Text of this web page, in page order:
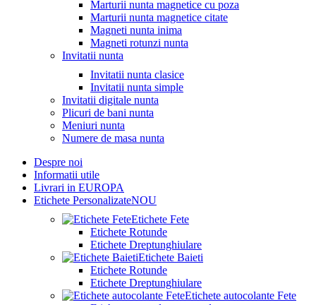
Marturii nunta magnetice cu poza
Marturii nunta magnetice citate
Magneti nunta inima
Magneti rotunzi nunta
Invitatii nunta
Invitatii nunta clasice
Invitatii nunta simple
Invitatii digitale nunta
Plicuri de bani nunta
Meniuri nunta
Numere de masa nunta
Despre noi
Informatii utile
Livrari in EUROPA
Etichete PersonalizateNOU
Etichete Fete
Etichete Rotunde
Etichete Dreptunghiulare
Etichete Baieti
Etichete Rotunde
Etichete Dreptunghiulare
Etichete autocolante Fete